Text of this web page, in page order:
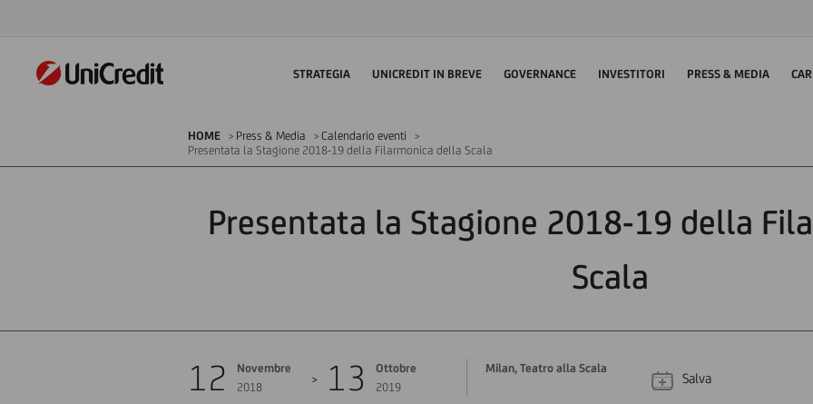
STRATEGIA UNICREDIT IN BREVE GOVERNANCE INVESTITORI PRESS & MEDIA
HOME Press & Media
Calendario eventi
Presentata la Stagione 2018-19 della Filarmonica della Scala
Presentata la Stagione 2018-19 della
Scala
12
Novembre
2018
13
Ottobre
2019
Milan, Teatro alla Scala
Salva